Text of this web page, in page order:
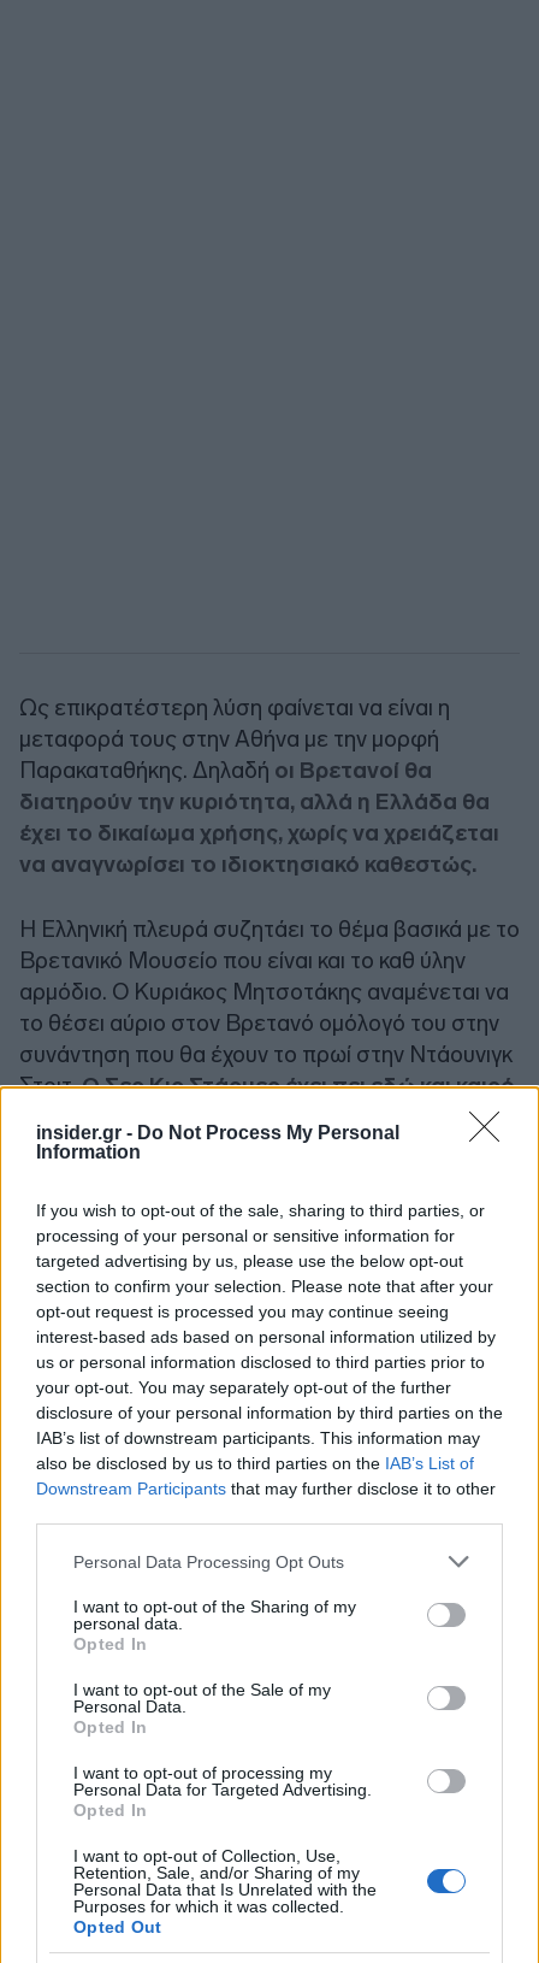
insider.gr - Do Not Process My Personal
Information
If you wish to opt-out of the sale, sharing to third parties, or
processing of your personal or sensitive information for
targeted advertising by us, please use the below opt-out
section to confirm your selection. Please note that after your
opt-out request is processed you may continue seeing
interest-based ads based on personal information utilized by
us or personal information disclosed to third parties prior to
your opt-out. You may separately opt-out of the further
disclosure of your personal information by third parties on the
IAB’s list of downstream participants. This information may
also be disclosed by us to third parties on the IAB’s List of
Downstream Participants that may further disclose it to other
Please note that this website/app uses one or more Google
not limited to your visit or usage behaviour. You may click to
grant or deny consent to Google and its third-party tags to
use your data for below specified purposes in below Google
consent section.
Personal Data Processing Opt Outs
I want to opt-out of the Sharing of my
personal data.
Opted In
I want to opt-out of the Sale of my
Personal Data.
Opted In
I want to opt-out of processing my
Personal Data for Targeted Advertising.
Opted In
I want to opt-out of Collection, Use,
Retention, Sale, and/or Sharing of my
Personal Data that Is Unrelated with the
Purposes for which it was collected.
Opted Out
Ως επικρατέστερη λύση φαίνεται να είναι η
μεταφορά τους στην Αθήνα με την μορφή
Παρακαταθήκης. Δηλαδή οι Βρετανοί θα
διατηρούν την κυριότητα, αλλά η Ελλάδα θα
έχει το δικαίωμα χρήσης, χωρίς να χρειάζεται
να αναγνωρίσει το ιδιοκτησιακό καθεστώς.
Η Ελληνική πλευρά συζητάει το θέμα βασικά με το
Βρετανικό Μουσείο που είναι και το καθ ύλην
αρμόδιο. Ο Κυριάκος Μητσοτάκης αναμένεται να
το θέσει αύριο στον Βρετανό ομόλογό του στην
συνάντηση που θα έχουν το πρωί στην Ντάουνιγκ
Στριτ.Ο Σερ Κιρ Στάρμερ έχει πει εδώ και καιρό
τελικά υπάρξει συμφωνία της Ελλάδος με το
Πηγή: ΑΠΕ - ΜΠΕ